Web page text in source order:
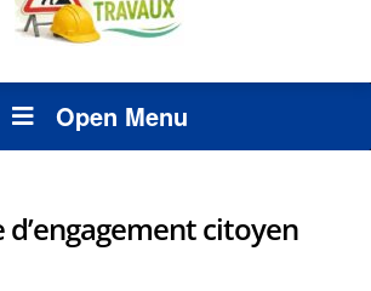
Open Menu
d’engagement citoyen